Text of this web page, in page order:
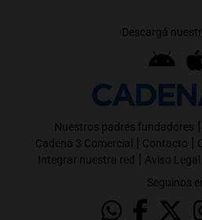
Descargá
Nuestros padres fundadores |
Cadena 3 Comercial | Contacto |
Integrar nuestra red | Aviso Legal
Seguinos